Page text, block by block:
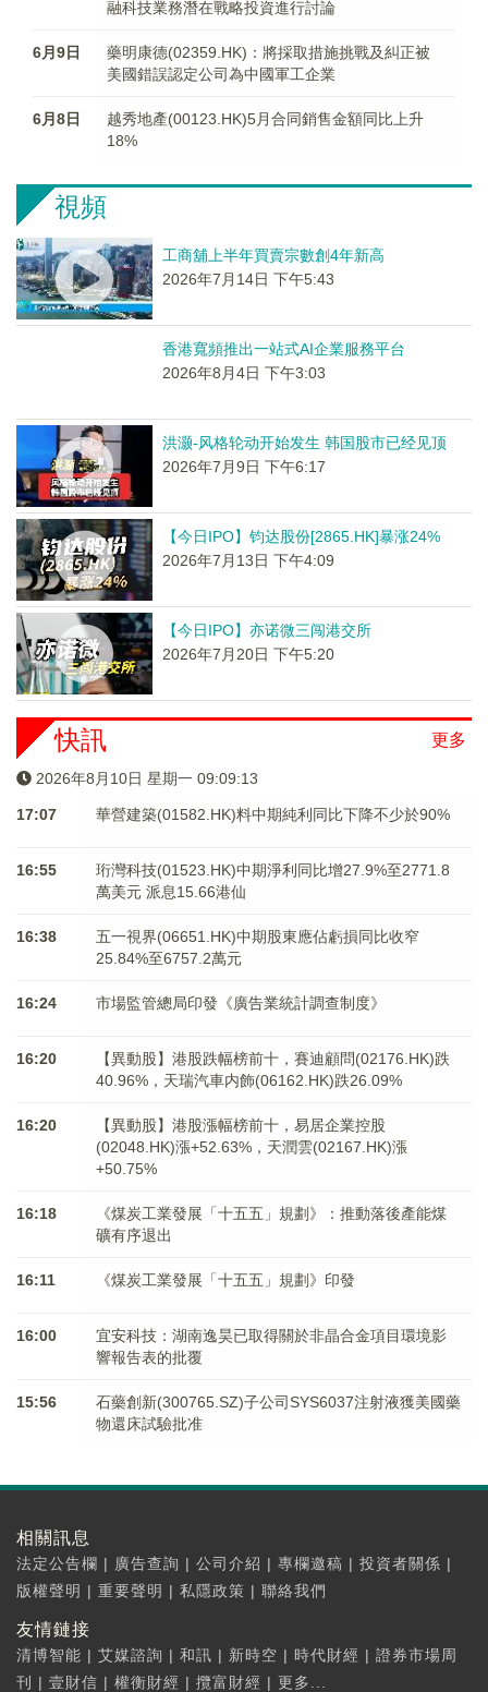
融科技業務潛在戰略投資進行討論
6月9日
藥明康德(02359.HK)：將採取措施挑戰及糾正被
美國錯誤認定公司為中國軍工企業
6月8日
越秀地產(00123.HK)5月合同銷售金額同比上升
18%
視頻
工商舖上半年買賣宗數創4年新高
2026年7月14日 下午5:43
香港寬頻推出一站式AI企業服務平台
2026年8月4日 下午3:03
洪灏-风格轮动开始发生 韩国股市已经见顶
2026年7月9日 下午6:17
【今日IPO】钧达股份[2865.HK]暴涨24%
2026年7月13日 下午4:09
【今日IPO】亦诺微三闯港交所
2026年7月20日 下午5:20
更多
快訊
2026年8月10日 星期一 09:09:13
17:07 華營建築(01582.HK)料中期純利同比下降不少於90%
16:55
珩灣科技(01523.HK)中期淨利同比增27.9%至2771.8
萬美元 派息15.66港仙
16:38
五一視界(06651.HK)中期股東應佔虧損同比收窄
25.84%至6757.2萬元
16:24 市場監管總局印發《廣告業統計調查制度》
16:20
【異動股】港股跌幅榜前十，賽迪顧問(02176.HK)跌
40.96%，天瑞汽車内飾(06162.HK)跌26.09%
16:20
【異動股】港股漲幅榜前十，易居企業控股
(02048.HK)漲+52.63%，天潤雲(02167.HK)漲
+50.75%
16:18
《煤炭工業發展「十五五」規劃》：推動落後產能煤
礦有序退出
16:11 《煤炭工業發展「十五五」規劃》印發
16:00
宜安科技：湖南逸昊已取得關於非晶合金項目環境影
響報告表的批覆
15:56
石藥創新(300765.SZ)子公司SYS6037注射液獲美國藥
物還床試驗批准
相關訊息
法定公告欄 | 廣告查詢 | 公司介紹 | 專欄邀稿 | 投資者關係 |
版權聲明 | 重要聲明 | 私隱政策 | 聯絡我們
友情鏈接
清博智能 | 艾媒諮詢 | 和訊 | 新時空 | 時代財經 | 證券市場周
刊
| 壹財信 | 權衡財經 | 攬富財經 | 更多...